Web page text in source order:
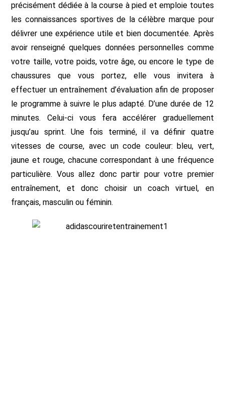
précisément dédiée à la course à pied et emploie toutes
les connaissances sportives de la célèbre marque pour
délivrer une expérience utile et bien documentée. Après
avoir renseigné quelques données personnelles comme
votre taille, votre poids, votre âge, ou encore le type de
chaussures que vous portez, elle vous invitera à
effectuer un entraînement d’évaluation afin de proposer
le programme à suivre le plus adapté. D’une durée de 12
minutes. Celui-ci vous fera accélérer graduellement
jusqu’au sprint. Une fois terminé, il va définir quatre
vitesses de course, avec un code couleur: bleu, vert,
jaune et rouge, chacune correspondant à une fréquence
particulière. Vous allez donc partir pour votre premier
entraînement, et donc choisir un coach virtuel, en
français, masculin ou féminin.